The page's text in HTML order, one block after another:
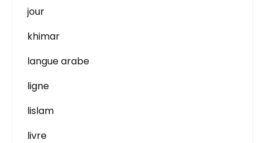
jour
khimar
langue arabe
ligne
lislam
livre